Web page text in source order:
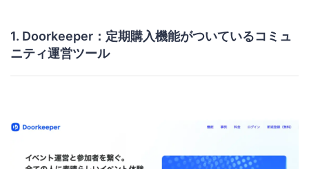
1. Doorkeeper：定期購入機能がついているコミュ
ニティ運営ツール